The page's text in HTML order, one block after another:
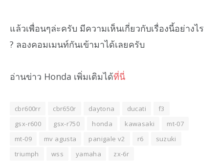
แล้วเพื่อนๆล่ะครับ มีความเห็นเกี่ยวกับเรื่องนี้อย่างไร
? ลองคอมเมนท์กันเข้ามาได้เลยครับ
อ่านข่าว Honda เพิ่มเติมได้ที่นี่
cbr600rr cbr650r daytona ducati
f3
gsx-r600
gsx-r750 honda kawasaki
mt-07
mt-09
mv agusta panigale v2 r6
suzuki
triumph
wss yamaha zx-6r